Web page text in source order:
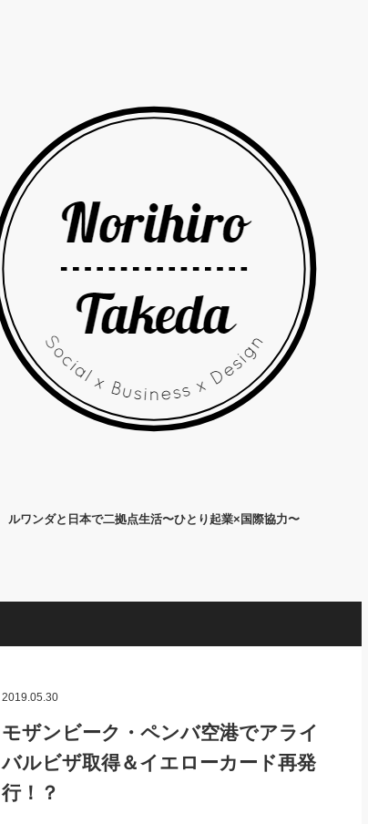
ルワンダと日本で二拠点生活〜ひとり起業×国際協力〜
2019.05.30
モザンビーク・ペンバ空港でアライ
バルビザ取得＆イエローカード再発
行！？